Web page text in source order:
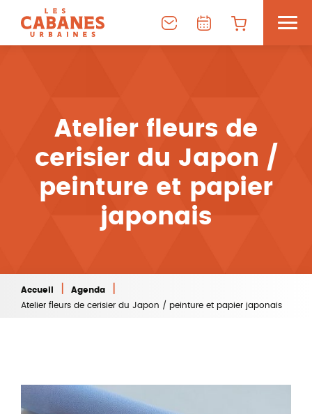
Atelier fleurs de
cerisier du Japon /
peinture et papier
japonais
Accueil Agenda
Atelier fleurs de cerisier du Japon / peinture et papier japonais